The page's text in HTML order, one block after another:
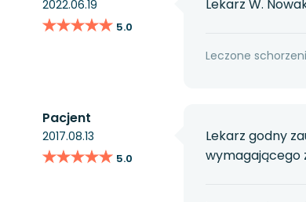
2022.06.19
★★★★★
★★★★★ 5.0
Lekarz W.
Leczone
Pacjent
2017.08.13
★★★★★
★★★★★ 5.0
Lekarz godny
wymagającego